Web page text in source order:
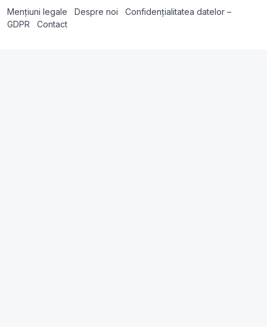
Mențiuni legale Despre noi
Confidențialitatea datelor –
GDPR
Contact